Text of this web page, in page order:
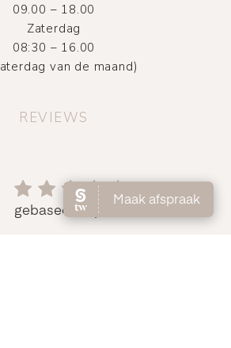
09.00 – 18.00
Zaterdag
08:30 – 16.00
van de maand)
REVIEWS